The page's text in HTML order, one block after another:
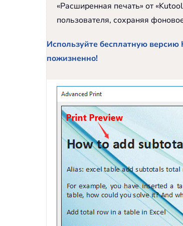
«Расширенная печать» от
пользователя, сохраняя
Используйте бесплатную
пожизненно!